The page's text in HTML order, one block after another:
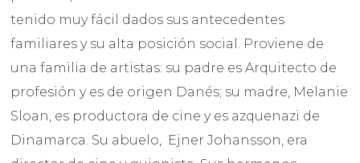
tenido muy fácil dados sus antecedentes
familiares y su alta posición social. Proviene de
una familia de artistas: su padre es Arquitecto de
profesión y es de origen Danés; su madre, Melanie
Sloan, es productora de cine y es azquenazi de
Dinamarca. Su abuelo, Ejner Johansson, era